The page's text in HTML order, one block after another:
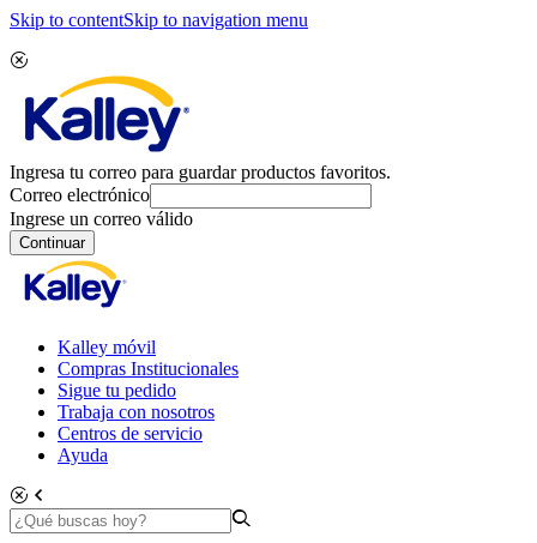
Skip to contentSkip to navigation menu
Ingresa tu correo para guardar productos favoritos.
Correo electrónico
Ingrese un correo válido
Continuar
Kalley móvil
Compras Institucionales
Sigue tu pedido
Trabaja con nosotros
Centros de servicio
Ayuda